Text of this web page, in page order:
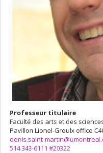
Professeur titulaire
Faculté des arts et des
Pavillon Lionel-Groulx office
denis.saint-
514 343-6111 #20322